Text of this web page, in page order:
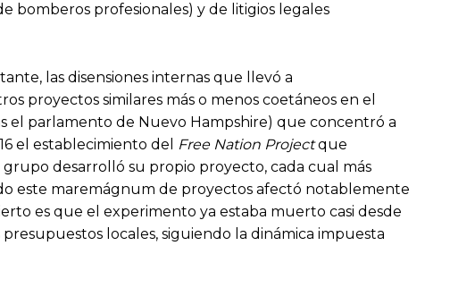
bomberos profesionales) y de litigios legales
las disensiones internas que llevó a
proyectos similares más o menos coetáneos en el
el parlamento de Nuevo Hampshire) que concentró a
el establecimiento del
Free Nation Projectque
grupo desarrolló su propio proyecto, cada cual más
este maremágnum de proyectos afectó notablemente
es que el experimento ya estaba muerto casi desde
locales, siguiendo la dinámica impuesta